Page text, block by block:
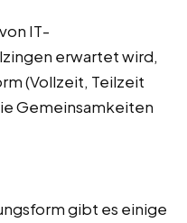
IT-
erwartet wird,
(Vollzeit, Teilzeit
Gemeinsamkeiten
gibt es einige